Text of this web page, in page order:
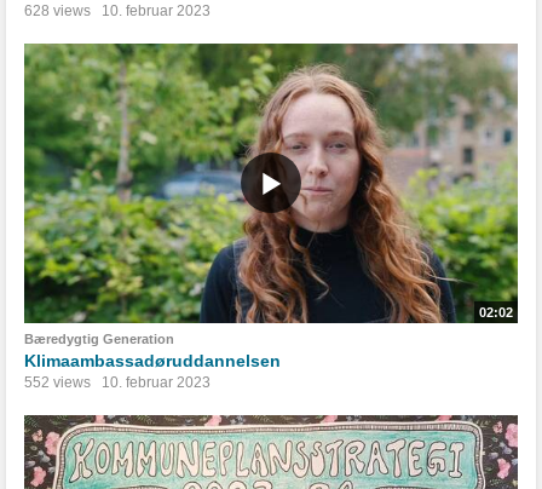
628 views 10. februar 2023
02:02
Bæredygtig Generation
Klimaambassadøruddannelsen
552 views 10. februar 2023